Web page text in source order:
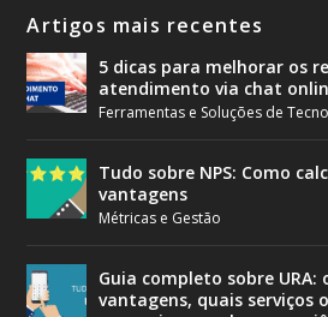
Artigos mais recentes
5 dicas para melhorar os
atendimento via chat
Ferramentas e Soluções de
Tudo sobre NPS: Como
vantagens
Métricas e Gestão
Guia completo sobre URA:
vantagens, quais serviços